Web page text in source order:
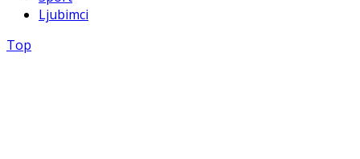
Ljubimci
Top